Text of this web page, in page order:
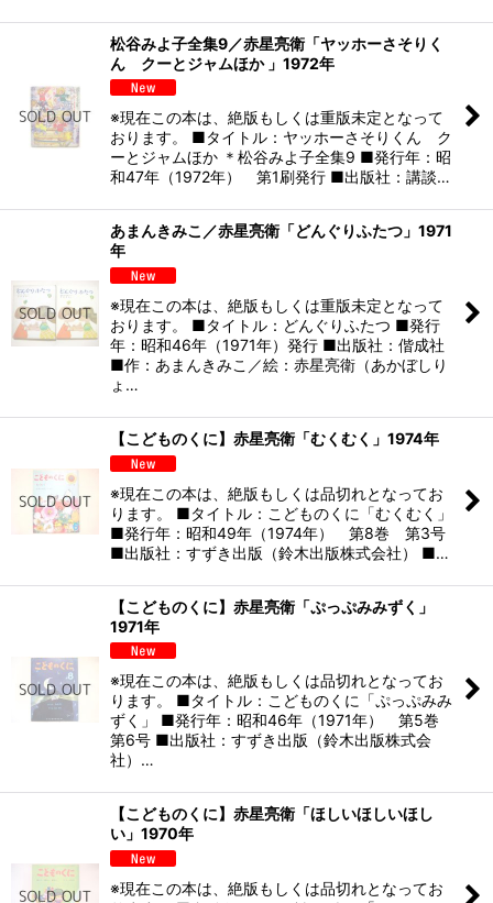
松谷みよ子全集9／赤星亮衛「ヤッホーさそりく
ん クーとジャムほか 」1972年
※現在この本は、絶版もしくは重版未定となって
おります。 ■タイトル：ヤッホーさそりくん ク
ーとジャムほか ＊松谷みよ子全集9 ■発行年：昭
和47年（1972年） 第1刷発行 ■出版社：講談…
あまんきみこ／赤星亮衛「どんぐりふたつ」1971
年
※現在この本は、絶版もしくは重版未定となって
おります。 ■タイトル：どんぐりふたつ ■発行
年：昭和46年（1971年）発行 ■出版社：偕成社
■作：あまんきみこ／絵：赤星亮衛（あかぼしり
ょ…
【こどものくに】赤星亮衛「むくむく」1974年
※現在この本は、絶版もしくは品切れとなってお
ります。 ■タイトル：こどものくに「むくむく」
■発行年：昭和49年（1974年） 第8巻 第3号
■出版社：すずき出版（鈴木出版株式会社） ■…
【こどものくに】赤星亮衛「ぷっぷみみずく」
1971年
※現在この本は、絶版もしくは品切れとなってお
ります。 ■タイトル：こどものくに「ぷっぷみみ
ずく」 ■発行年：昭和46年（1971年） 第5巻
第6号 ■出版社：すずき出版（鈴木出版株式会
社）…
【こどものくに】赤星亮衛「ほしいほしいほし
い」1970年
※現在この本は、絶版もしくは品切れとなってお